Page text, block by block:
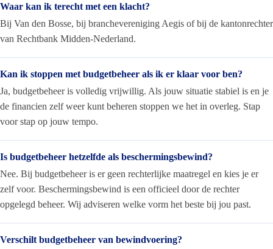
Waar kan ik terecht met een klacht?
Bij Van den Bosse, bij branchevereniging Aegis of bij de kantonrechter
van Rechtbank Midden-Nederland.
Kan ik stoppen met budgetbeheer als ik er klaar voor ben?
Ja, budgetbeheer is volledig vrijwillig. Als jouw situatie stabiel is en je
de financien zelf weer kunt beheren stoppen we het in overleg. Stap
voor stap op jouw tempo.
Is budgetbeheer hetzelfde als beschermingsbewind?
Nee. Bij budgetbeheer is er geen rechterlijke maatregel en kies je er
zelf voor. Beschermingsbewind is een officieel door de rechter
opgelegd beheer. Wij adviseren welke vorm het beste bij jou past.
Verschilt budgetbeheer van bewindvoering?